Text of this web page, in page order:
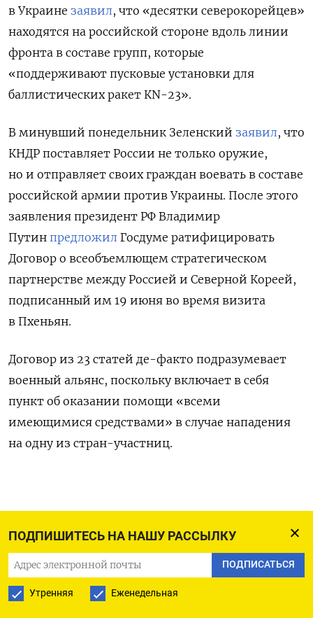
ПОДПИШИТЕСЬ НА НАШУ РАССЫЛКУ
ПОДПИСАТЬСЯ
Утренняя Еженедельная
в Украине заявил, что «десятки северокорейцев»
находятся на российской стороне вдоль линии
фронта в составе групп, которые
«поддерживают пусковые установки для
баллистических ракет КN-23».
В минувший понедельник Зеленский заявил, что
КНДР поставляет России не только оружие,
но и отправляет своих граждан воевать в составе
российской армии против Украины. После этого
заявления президент РФ Владимир
Путин предложил Госдуме ратифицировать
Договор о всеобъемлющем стратегическом
партнерстве между Россией и Северной Кореей,
подписанный им 19 июня во время визита
в Пхеньян.
Договор из 23 статей де-факто подразумевает
военный альянс, поскольку включает в себя
пункт об оказании помощи «всеми
имеющимися средствами» в случае нападения
на одну из стран-участниц.
ПОДПИСАТЬСЯ НА ТЕЛЕГРАМ
ПОДПИСАТЬСЯ В GOOGLE